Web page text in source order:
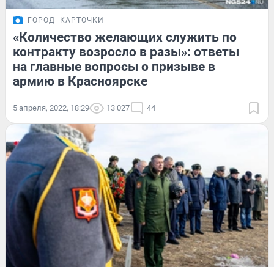
ГОРОД КАРТОЧКИ
«Количество желающих служить по
контракту возросло в разы»: ответы
на главные вопросы о призыве в
армию в Красноярске
5 апреля, 2022, 18:29 13 027 44